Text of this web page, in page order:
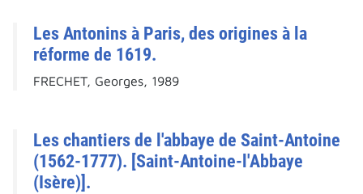
Les Antonins à Paris, des origines à la
réforme de 1619.
FRECHET, Georges, 1989
Les chantiers de l'abbaye de Saint-Antoine
(1562-1777). [Saint-Antoine-l'Abbaye
(Isère)].